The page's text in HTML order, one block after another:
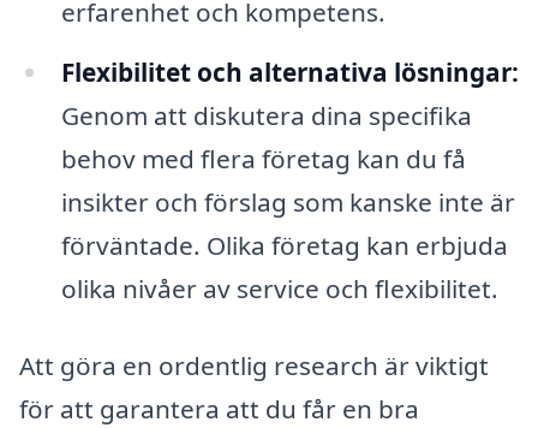
erfarenhet och kompetens.
Flexibilitet och alternativa lösningar:
Genom att diskutera dina specifika
behov med flera företag kan du få
insikter och förslag som kanske inte är
förväntade. Olika företag kan erbjuda
olika nivåer av service och flexibilitet.
Att göra en ordentlig research är viktigt
för att garantera att du får en bra